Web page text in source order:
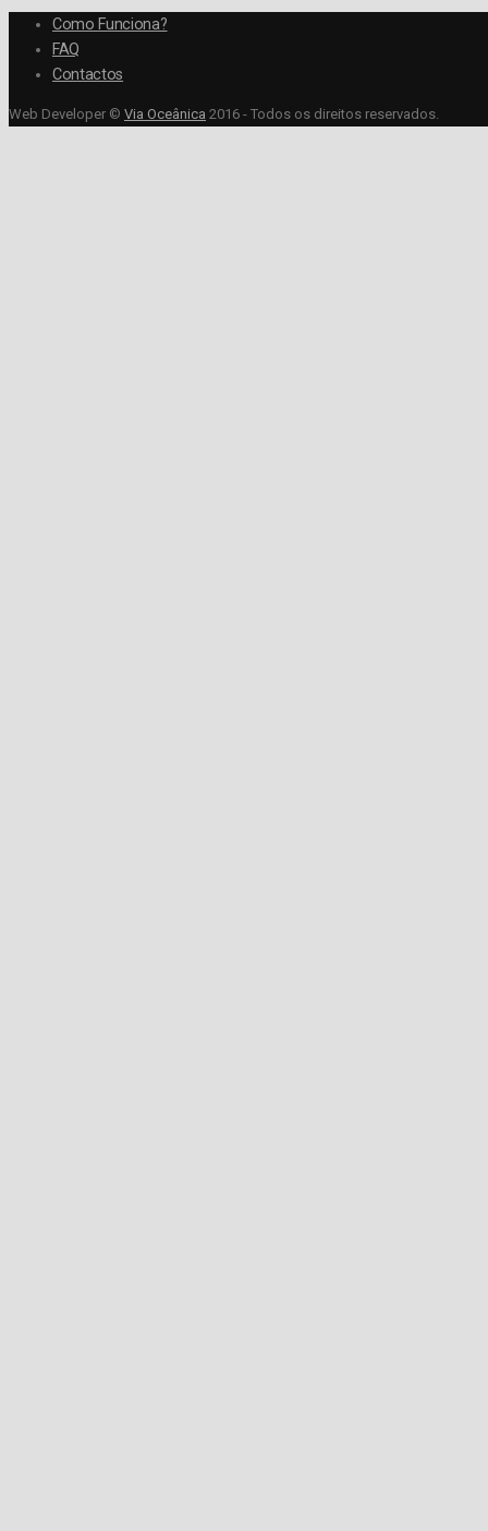
Como Funciona?
FAQ
Contactos
Web Developer © Via Oceânica 2016 - Todos os direitos reservados.